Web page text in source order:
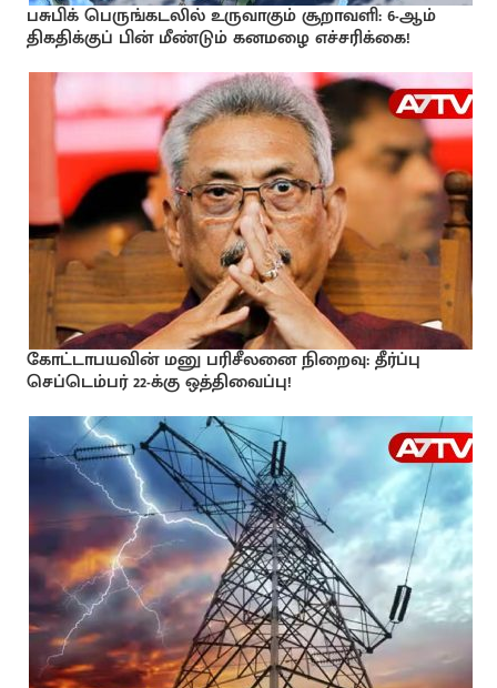
பசுபிக் பெருங்கடலில் உருவாகும் சூறாவளி: 6-ஆம்
திகதிக்குப் பின் மீண்டும் கனமழை எச்சரிக்கை!
கோட்டாபயவின் மனு பரிசீலனை நிறைவு: தீர்ப்பு
செப்டெம்பர் 22-க்கு ஒத்திவைப்பு!